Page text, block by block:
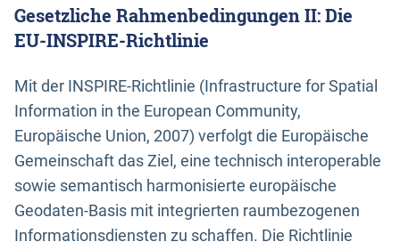
Gesetzliche Rahmenbedingungen II: Die
EU-INSPIRE-Richtlinie
Mit der INSPIRE-Richtlinie (Infrastructure for Spatial
Information in the European Community,
Europäische Union, 2007) verfolgt die Europäische
Gemeinschaft das Ziel, eine technisch interoperable
sowie semantisch harmonisierte europäische
Geodaten-Basis mit integrierten raumbezogenen
Informationsdiensten zu schaffen. Die Richtlinie